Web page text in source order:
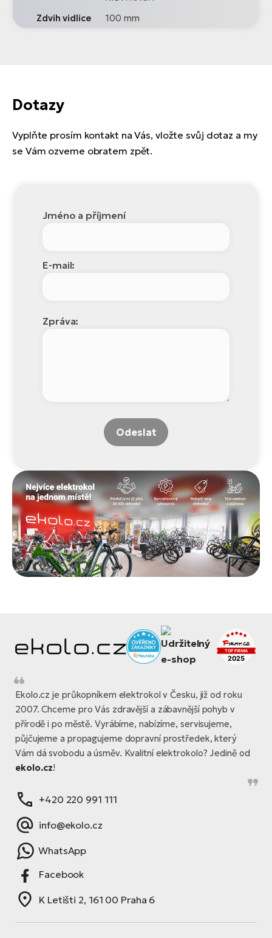
Zdvih vidlice
100 mm
Dotazy
Vyplňte prosím kontakt na Vás, vložte svůj dotaz a my
se Vám ozveme obratem zpět.
Jméno a příjmení
E-mail:
Zpráva:
Odeslat
Ekolo.cz je průkopníkem elektrokol v Česku, již od roku
2007. Chceme pro Vás zdravější a zábavnější pohyb v
přírodě i po městě. Vyrábíme, nabízíme, servisujeme,
půjčujeme a propagujeme dopravní prostředek, který
Vám dá svobodu a úsměv. Kvalitní elektrokolo? Jedině od
ekolo.cz!
+420 220 991 111
info@ekolo.cz
WhatsApp
Facebook
K Letišti 2, 161 00 Praha 6